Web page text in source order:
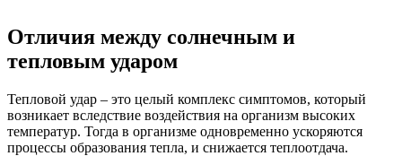
Отличия между солнечным и
тепловым ударом
Тепловой удар – это целый комплекс симптомов, который
возникает вследствие воздействия на организм высоких
температур. Тогда в организме одновременно ускоряются
процессы образования тепла, и снижается теплоотдача.